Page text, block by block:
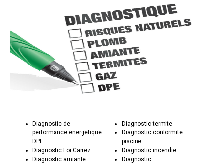
Diagnostic de
performance énergétique
DPE
Diagnostic Loi Carrez
Diagnostic amiante
Diagnostic termite
Diagnostic conformité
piscine
Diagnostic incendie
Diagnostic